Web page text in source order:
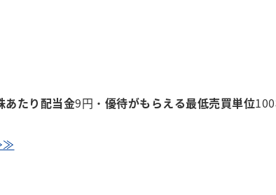
あたり配当金9円・ 優待がもらえる最低売買単位